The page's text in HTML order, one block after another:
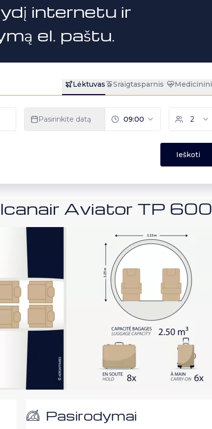
internetu ir
el. paštu.
Aviator TP 600
Pasirodymai